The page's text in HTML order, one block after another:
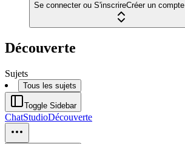
Se connecter ou S'inscrireCréer un
Découverte
Sujets
Tous les sujets
Toggle Sidebar
ChatStudioDécouverte